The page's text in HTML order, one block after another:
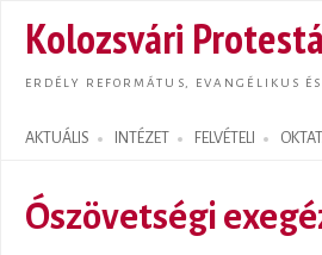
Kolozsvári
ERDÉLY REFORMÁTUS, EVANGÉLIKUS
AKTUÁLIS INTÉZET FELVÉTELI
Search form
Ószövetségi